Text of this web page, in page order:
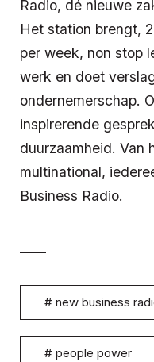
Radio, dé nieuwe
Het station brengt,
per week, non stop
werk en doet
ondernemerschap.
inspirerende
duurzaamheid. Van
multinational,
Business Radio.
# new business
# people power